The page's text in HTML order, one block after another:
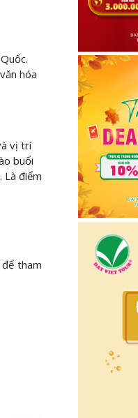
hóa
vị trí
buổi
Là điểm
tham